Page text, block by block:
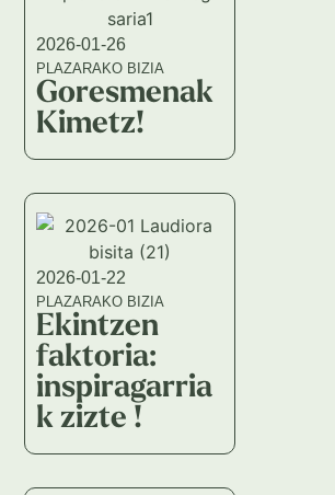
2026-01-26
PLAZARAKO BIZIA
Goresmenak
Kimetz!
2026-01-22
PLAZARAKO BIZIA
Ekintzen
faktoria:
inspiragarria
k zizte !